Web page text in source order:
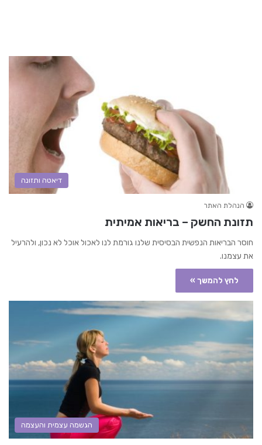
דיאטה ותזונה
הנהלת האתר
תזונת החשק – בריאות אמיתית
חוסר הבריאות הנפשית הבסיסית שלנו גורמת לנו לאכול אוכל לא נכון, ולהרעיל
את עצמנו.
לחץ להמשך »
הגשמה עצמית והעצמה